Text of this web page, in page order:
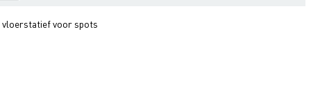
vloerstatief voor spots